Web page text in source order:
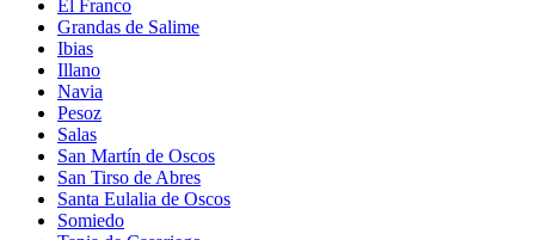
El Franco
Grandas de Salime
Ibias
Illano
Navia
Pesoz
Salas
San Martín de Oscos
San Tirso de Abres
Santa Eulalia de Oscos
Somiedo